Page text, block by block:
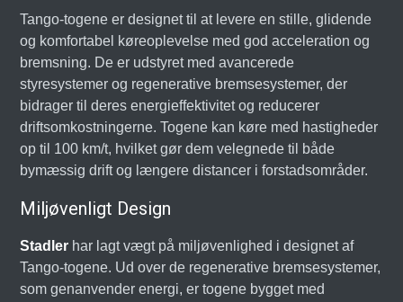
Tango-togene er designet til at levere en stille, glidende
og komfortabel køreoplevelse med god acceleration og
bremsning. De er udstyret med avancerede
styresystemer og regenerative bremsesystemer, der
bidrager til deres energieffektivitet og reducerer
driftsomkostningerne. Togene kan køre med hastigheder
op til 100 km/t, hvilket gør dem velegnede til både
bymæssig drift og længere distancer i forstadsområder.
Miljøvenligt Design
Stadler har lagt vægt på miljøvenlighed i designet af
Tango-togene. Ud over de regenerative bremsesystemer,
som genanvender energi, er togene bygget med